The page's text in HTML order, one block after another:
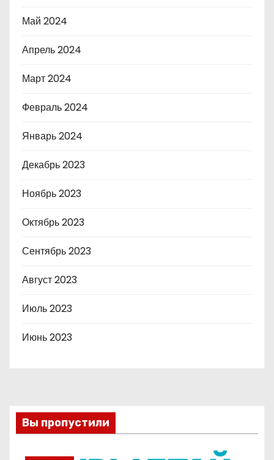
Май 2024
Апрель 2024
Март 2024
Февраль 2024
Январь 2024
Декабрь 2023
Ноябрь 2023
Октябрь 2023
Сентябрь 2023
Август 2023
Июль 2023
Июнь 2023
Вы пропустили